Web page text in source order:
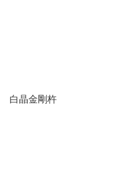
白晶金剛杵